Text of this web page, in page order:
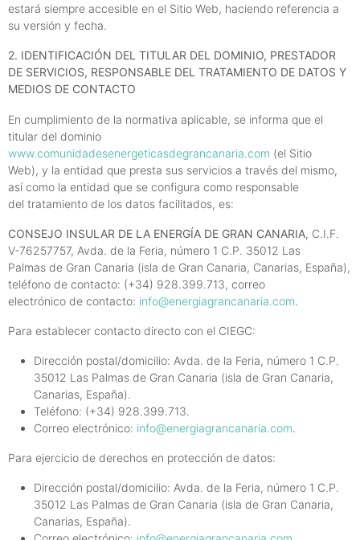
estará siempre accesible en el Sitio Web, haciendo referencia a
su versión y fecha.
2. IDENTIFICACIÓN DEL TITULAR DEL DOMINIO, PRESTADOR
DE SERVICIOS, RESPONSABLE DEL TRATAMIENTO DE DATOS Y
MEDIOS DE CONTACTO
En cumplimiento de la normativa aplicable, se informa que el
titular del dominio
www.comunidadesenergeticasdegrancanaria.com (el Sitio
Web), y la entidad que presta sus servicios a través del mismo,
así como la entidad que se configura como responsable
del tratamiento de los datos facilitados, es:
CONSEJO INSULAR DE LA ENERGÍA DE GRAN CANARIA, C.I.F.
V-76257757, Avda. de la Feria, número 1 C.P. 35012 Las
Palmas de Gran Canaria (isla de Gran Canaria, Canarias, España),
teléfono de contacto: (+34) 928.399.713, correo
electrónico de contacto: info@energiagrancanaria.com.
Para establecer contacto directo con el CIEGC:
Dirección postal/domicilio: Avda. de la Feria, número 1 C.P.
35012 Las Palmas de Gran Canaria (isla de Gran Canaria,
Canarias, España).
Teléfono: (+34) 928.399.713.
Correo electrónico: info@energiagrancanaria.com.
Para ejercicio de derechos en protección de datos:
Dirección postal/domicilio: Avda. de la Feria, número 1 C.P.
35012 Las Palmas de Gran Canaria (isla de Gran Canaria,
Canarias, España).